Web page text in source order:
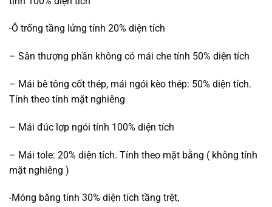
-Ô trống tầng lửng tính 20% diện tích
– Sân thượng phần không có mái che tính 50% diện tích
– Mái bê tông cốt thép, mái ngói kèo thép: 50% diện tích.
Tính theo tính mặt nghiêng
– Mái đúc lợp ngói tính 100% diện tích
– Mái tole: 20% diện tích. Tính theo mặt bằng ( không tính
mặt nghiêng )
-Móng băng tính 30% diện tích tầng trệt,